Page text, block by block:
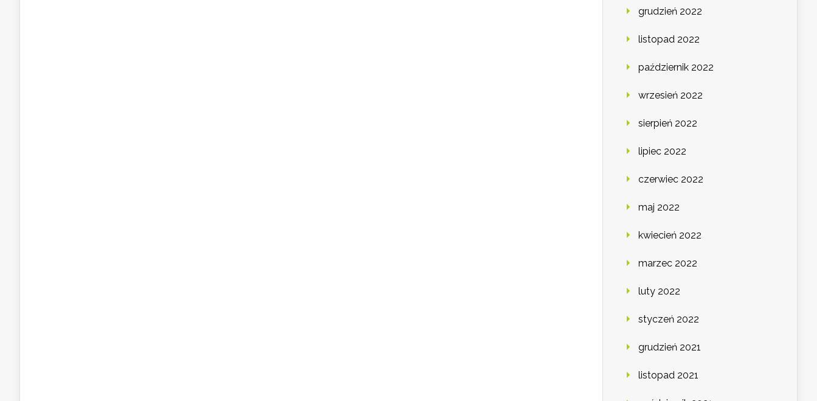
grudzień 2022
listopad 2022
październik 2022
wrzesień 2022
sierpień 2022
lipiec 2022
czerwiec 2022
maj 2022
kwiecień 2022
marzec 2022
luty 2022
styczeń 2022
grudzień 2021
listopad 2021